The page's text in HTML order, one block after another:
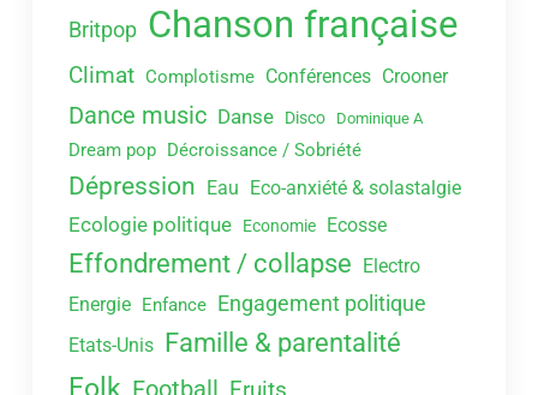
Britpop Chanson française
Climat Complotisme Conférences Crooner
Dance music Danse Disco Dominique A
Dream pop Décroissance / Sobriété
Dépression Eau Eco-anxiété & solastalgie
Ecologie politique Economie Ecosse
Effondrement / collapse Electro
Energie Enfance Engagement politique
Etats-Unis Famille & parentalité
Folk Football